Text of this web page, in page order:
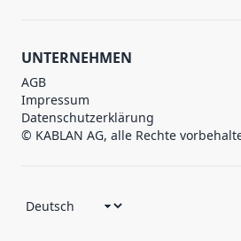
UNTERNEHMEN
AGB
Impressum
Datenschutzerklärung
© KABLAN AG, alle Rechte